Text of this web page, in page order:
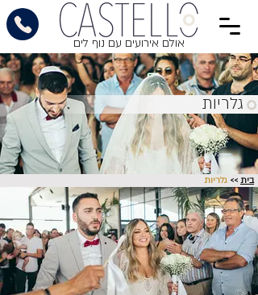
אולם אירועים עם נוף לים
גלריות
בית >> גלריות